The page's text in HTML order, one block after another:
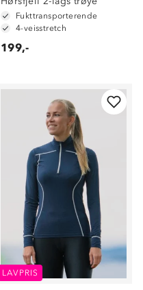
Fukttransporterende
4-veisstretch
199,-
LAVPRIS